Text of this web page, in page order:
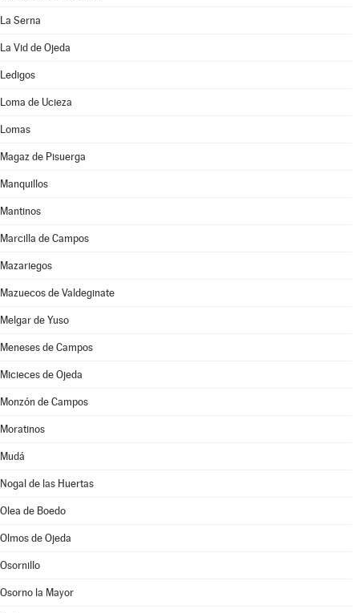
La Serna
La Vid de Ojeda
Ledigos
Loma de Ucieza
Lomas
Magaz de Pisuerga
Manquillos
Mantinos
Marcilla de Campos
Mazariegos
Mazuecos de Valdeginate
Melgar de Yuso
Meneses de Campos
Micieces de Ojeda
Monzón de Campos
Moratinos
Mudá
Nogal de las Huertas
Olea de Boedo
Olmos de Ojeda
Osornillo
Osorno la Mayor